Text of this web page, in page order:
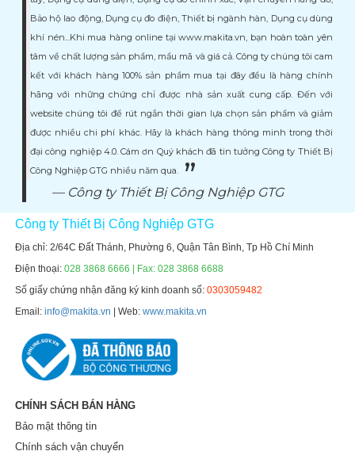
Bảo hộ lao động, Dụng cụ đo điện, Thiết bị ngành hàn, Dụng cụ dùng
khí nén...Khi mua hàng online tại www.makita.vn, bạn hoàn toàn yên
tâm về chất lượng sản phẩm, mẩu mã và giá cả. Công ty chúng tôi cam
kết với khách hàng 100% sản phẩm mua tại đây đều là hàng chính
hãng với những chứng chỉ được nhà sản xuất cung cấp. Đến với
website chúng tôi để rút ngắn thời gian lựa chọn sản phẩm và giảm
được nhiều chi phí khác. Hãy là khách hàng thông minh trong thời
đại công nghiệp 4.0. Cám ơn Quý khách đã tin tưởng Công ty Thiết Bị
Công Nghiệp GTG nhiều năm qua.
Công ty Thiết Bị Công Nghiệp GTG
Công ty Thiết Bị Công Nghiệp GTG
Địa chỉ: 2/64C Đất Thánh, Phường 6, Quận Tân Bình, Tp Hồ Chí Minh
Điện thoại:028 3868 6666 | Fax: 028 3868 6688
Số giấy chứng nhận đăng ký kinh doanh số:0303059482
Email:info@makita.vn | Web:www.makita.vn
CHÍNH SÁCH BÁN HÀNG
Bảo mật thông tin
Chính sách vận chuyển